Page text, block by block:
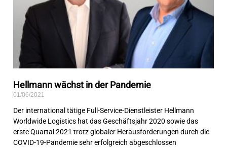
Hellmann wächst in der Pandemie
01/06/2021
Der international tätige Full-Service-Dienstleister Hellmann
Worldwide Logistics hat das Geschäftsjahr 2020 sowie das
erste Quartal 2021 trotz globaler Herausforderungen durch die
COVID-19-Pandemie sehr erfolgreich abgeschlossen